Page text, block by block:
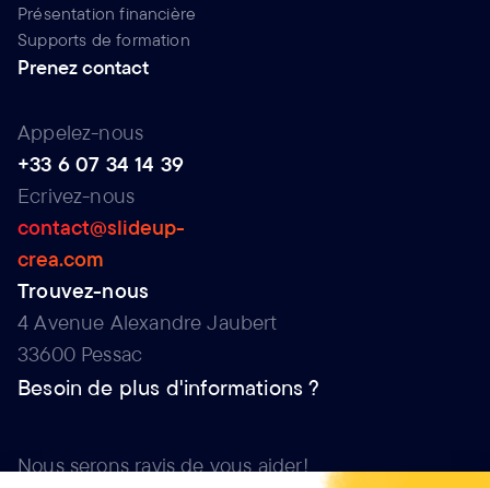
Présentation financière
Supports de formation
Prenez contact
Appelez-nous
+33 6 07 34 14 39
Ecrivez-nous
contact@slideup-
crea.com
Trouvez-nous
4 Avenue Alexandre Jaubert
33600 Pessac
Besoin de plus d'informations ?
Nous serons ravis de vous aider!